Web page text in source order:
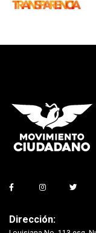
Dirección: